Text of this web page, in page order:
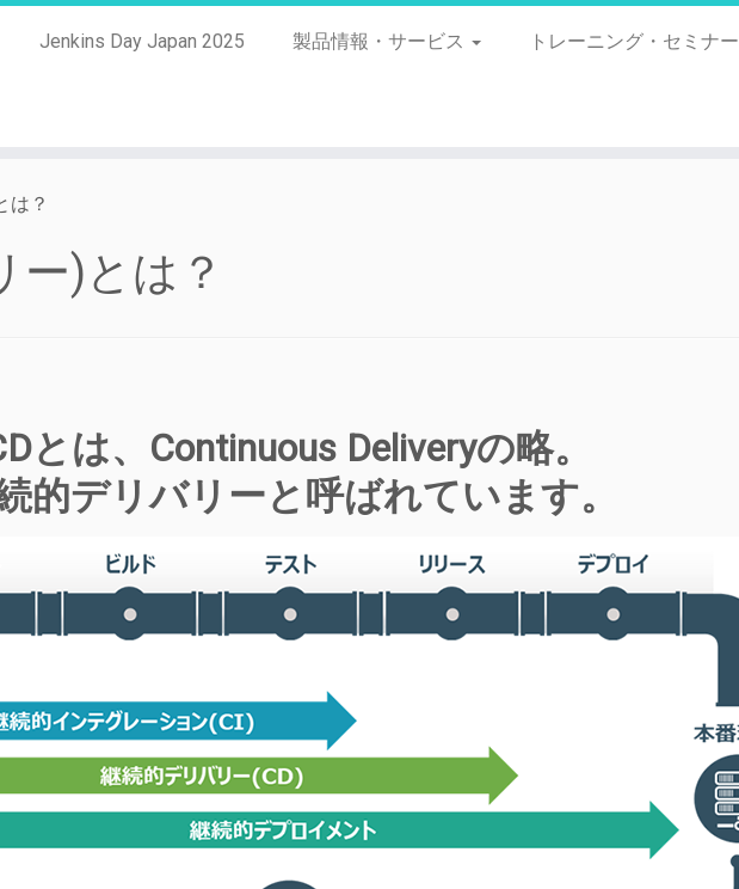
Jenkins Day Japan 2025 製品情報・サービス トレーニング・セミナー
は？
ー)とは？
とは、Continuous Deliveryの略。
的デリバリーと呼ばれています。